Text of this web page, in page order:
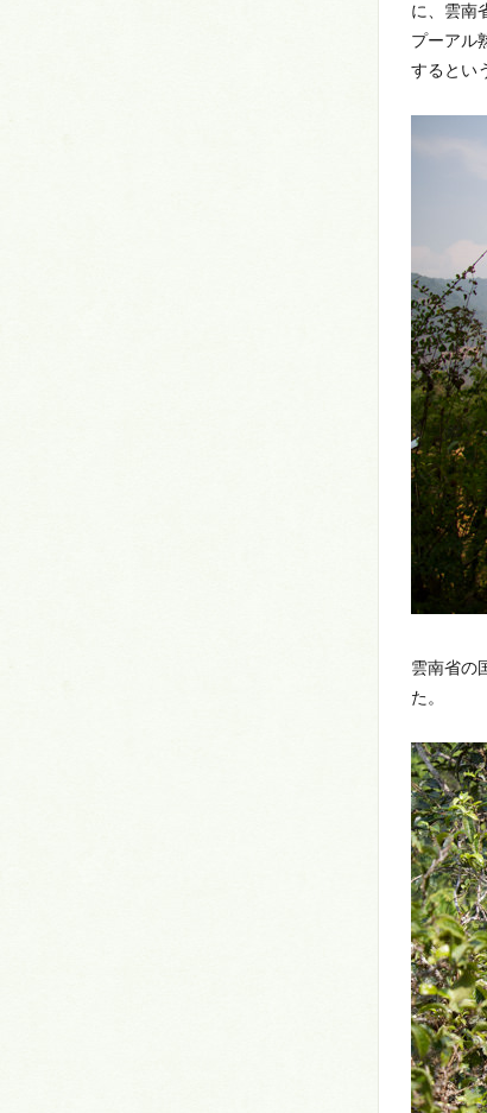
に、雲南
プーアル
するとい
雲南省の
た。